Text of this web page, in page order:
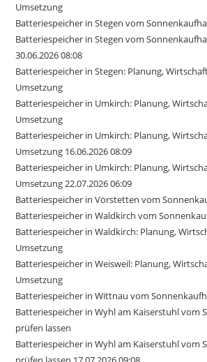
Umsetzung
Batteriespeicher in Stegen vom
Batteriespeicher in Stegen vom
30.06.2026 08:08
Batteriespeicher in Stegen: Planung,
Umsetzung
Batteriespeicher in Umkirch: Planung,
Umsetzung
Batteriespeicher in Umkirch: Planung,
Umsetzung 16.06.2026 08:09
Batteriespeicher in Umkirch: Planung,
Umsetzung 22.07.2026 06:09
Batteriespeicher in Vörstetten vom
Batteriespeicher in Waldkirch vom
Batteriespeicher in Waldkirch: Planung,
Umsetzung
Batteriespeicher in Weisweil: Planung,
Umsetzung
Batteriespeicher in Wittnau vom
Batteriespeicher in Wyhl am Kaiserstuhl vom
prüfen lassen
Batteriespeicher in Wyhl am Kaiserstuhl vom